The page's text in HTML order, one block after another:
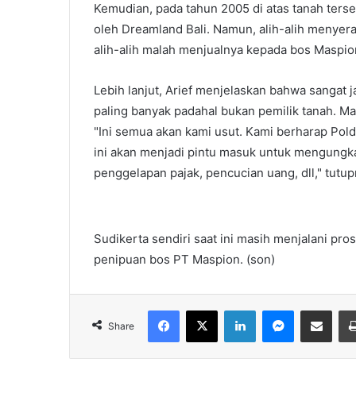
Kemudian, pada tahun 2005 di atas tanah
oleh Dreamland Bali. Namun, alih-alih
alih-alih malah menjualnya kepada bos
Lebih lanjut, Arief menjelaskan bahwa sangat
paling banyak padahal bukan pemilik tanah.
"Ini semua akan kami usut. Kami berharap
ini akan menjadi pintu masuk untuk
penggelapan pajak, pencucian uang, dll,"
Sudikerta sendiri saat ini masih menjalani
penipuan bos PT Maspion. (son)
Share